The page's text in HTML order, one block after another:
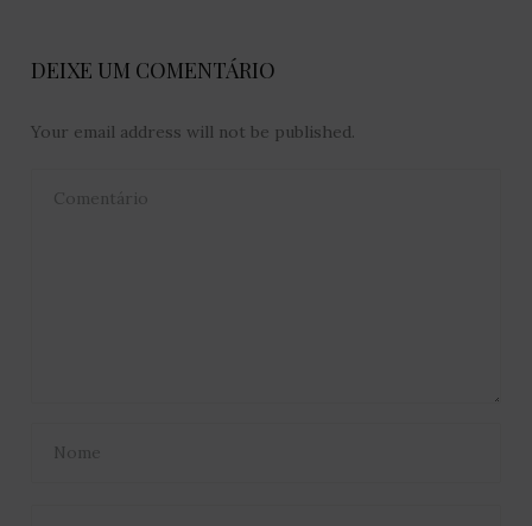
DEIXE UM COMENTÁRIO
Your email address will not be published.